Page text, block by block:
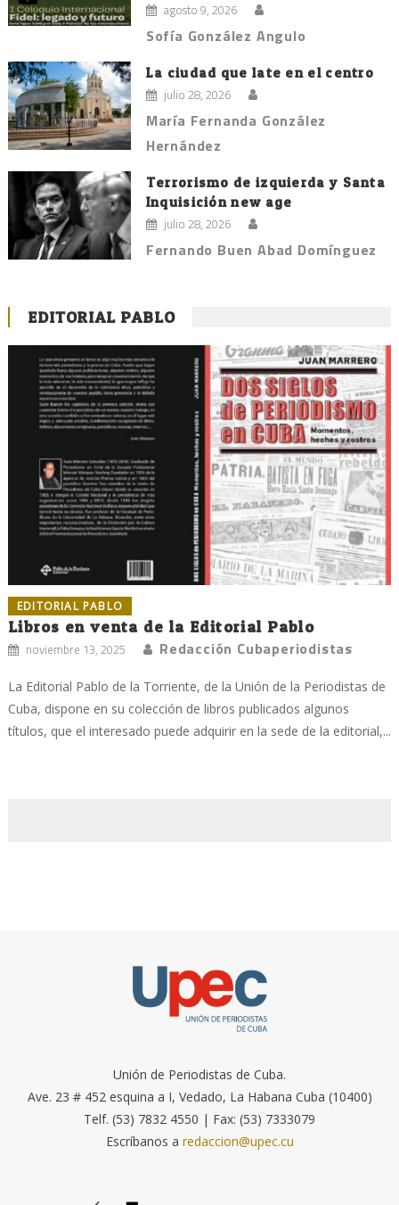
agosto 9, 2026
Sofía González Angulo
La ciudad que late en el centro
julio 28, 2026
María Fernanda González
Hernández
Terrorismo de izquierda y Santa
Inquisición new age
julio 28, 2026
Fernando Buen Abad Domínguez
EDITORIAL PABLO
EDITORIAL PABLO
Libros en venta de la Editorial Pablo
noviembre 13, 2025 Redacción Cubaperiodistas
La Editorial Pablo de la Torriente, de la Unión de la Periodistas de
Cuba, dispone en su colección de libros publicados algunos
títulos, que el interesado puede adquirir en la sede de la editorial,...
Unión de Periodistas de Cuba.
Ave. 23 # 452 esquina a I, Vedado, La Habana Cuba (10400)
Telf. (53) 7832 4550 | Fax: (53) 7333079
Escríbanos a redaccion@upec.cu